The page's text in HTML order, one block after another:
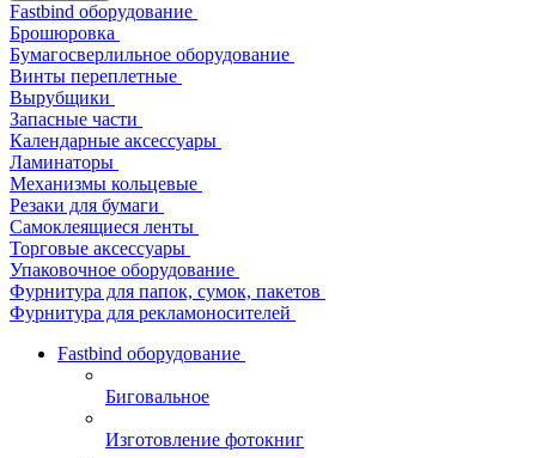
Fastbind оборудование
Брошюровка
Бумагосверлильное оборудование
Винты переплетные
Вырубщики
Запасные части
Календарные аксессуары
Ламинаторы
Механизмы кольцевые
Резаки для бумаги
Самоклеящиеся ленты
Торговые аксессуары
Упаковочное оборудование
Фурнитура для папок, сумок, пакетов
Фурнитура для рекламоносителей
Fastbind оборудование
Биговальное
Изготовление фотокниг